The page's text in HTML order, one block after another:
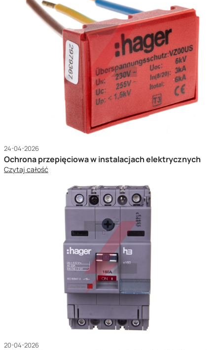
24-04-2026
Ochrona przepięciowa w instalacjach elektrycznych
Czytaj całość
20-04-2026